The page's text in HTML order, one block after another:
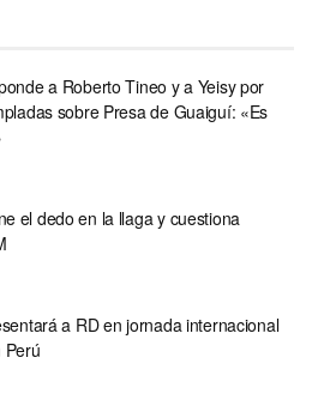
a Roberto Tineo y a Yeisy por
sobre Presa de Guaiguí: «Es
el dedo en la llaga y cuestiona
a RD en jornada internacional
Perú